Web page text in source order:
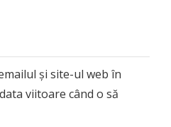
și site-ul web în
viitoare când o să